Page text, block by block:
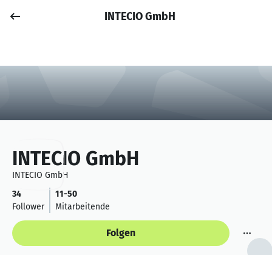
Anmelden
INTECIO GmbH
INTECIO GmbH
INTECIO GmbH
34
Follower
11-50
Mitarbeitende
Folgen